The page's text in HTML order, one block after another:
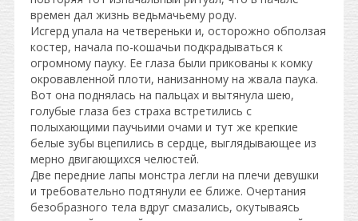
времен дал жизнь ведьмачьему роду.
Исгерд упала на четвереньки и, осторожно обползая
костер, начала по-кошачьи подкрадываться к
огромному пауку. Ее глаза были прикованы к комку
окровавленной плоти, нанизанному на жвала паука.
Вот она поднялась на пальцах и вытянула шею,
голубые глаза без страха встретились с
полыхающими паучьими очами и тут же крепкие
белые зубы вцепились в сердце, выглядывающее из
мерно двигающихся челюстей.
Две передние лапы монстра легли на плечи девушки
и требовательно подтянули ее ближе. Очертания
безобразного тела вдруг смазались, окутываясь